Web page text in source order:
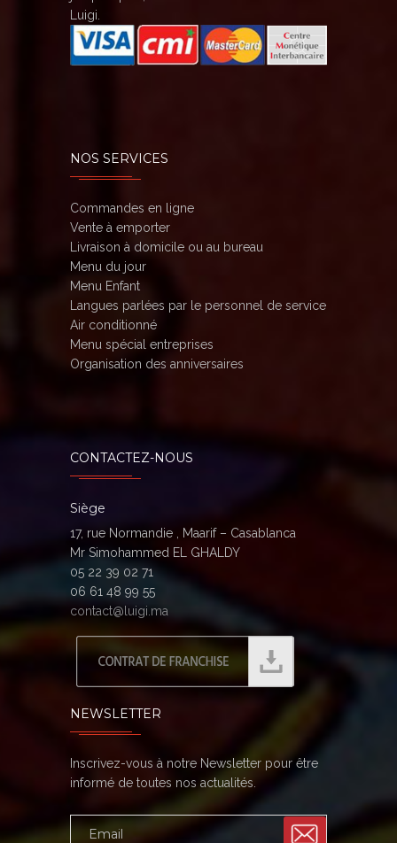
Luigi.
NOS SERVICES
Commandes en ligne
Vente à emporter
Livraison à domicile ou au bureau
Menu du jour
Menu Enfant
Langues parlées par le personnel de service
Air conditionné
Menu spécial entreprises
Organisation des anniversaires
CONTACTEZ-NOUS
Siège
17, rue Normandie , Maarif – Casablanca
Mr Simohammed EL GHALDY
05 22 39 02 71
06 61 48 99 55
contact@luigi.ma
NEWSLETTER
Inscrivez-vous à notre Newsletter pour être
informé de toutes nos actualités.